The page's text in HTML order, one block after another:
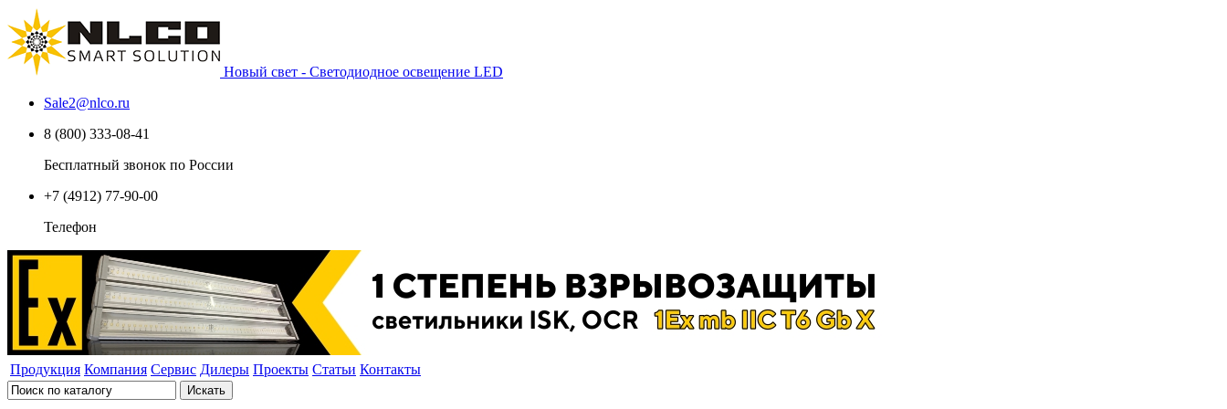
Новый свет - Светодиодное освещение LED
Sale2@nlco.ru
8 (800) 333-08-41
Бесплатный звонок по России
+7 (4912) 77-90-00
Телефон
Продукция Компания Сервис Дилеры Проекты Статьи Контакты